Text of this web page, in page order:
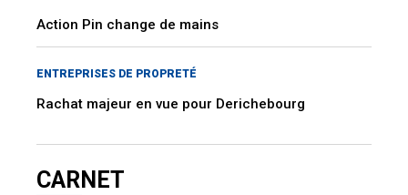
Action Pin change de mains
ENTREPRISES DE PROPRETÉ
Rachat majeur en vue pour Derichebourg
CARNET